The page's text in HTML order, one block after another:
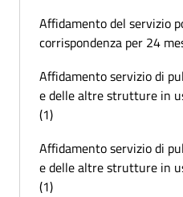
Affidamento del servizio
corrispondenza per 24
Affidamento servizio di
e delle altre strutture in
(1)
Affidamento servizio di
e delle altre strutture in
(1)